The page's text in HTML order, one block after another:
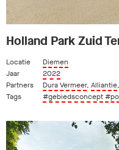
Holland Park Zuid
Locatie
Diemen
Jaar
2022
Partners
Dura Vermeer, Alliantie,
Tags
#gebiedsconcept